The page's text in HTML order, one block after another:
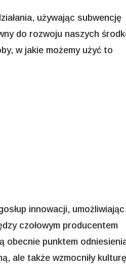
używając subwencję
do rozwoju naszych
w jakie możemy użyć to
innowacji, umożliwiając
czołowym producentem
obecnie punktem
ale także wzmocniły kulturę